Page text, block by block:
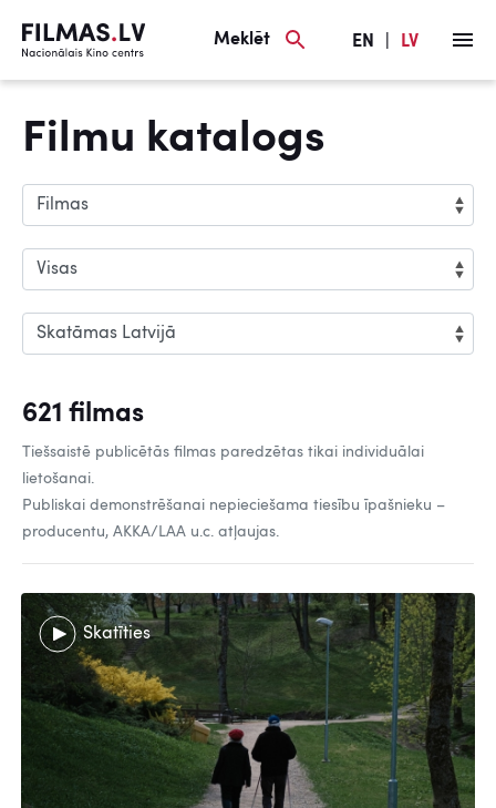
Meklēt EN LV
Filmu katalogs
621 filmas
Tiešsaistē publicētās filmas paredzētas tikai individuālai
lietošanai.
Publiskai demonstrēšanai nepieciešama tiesību īpašnieku –
producentu, AKKA/LAA u.c. atļaujas.
Skatīties